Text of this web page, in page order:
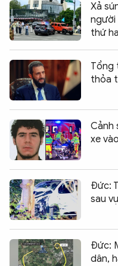
Xả
người
thứ
Tổng
thỏa
Cảnh
xe
Đức:
sau
Đức:
dân,